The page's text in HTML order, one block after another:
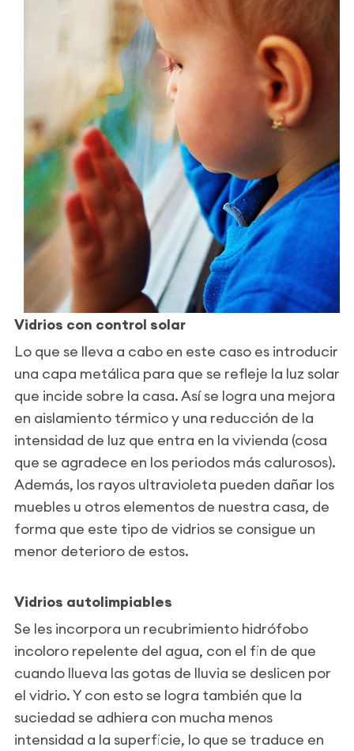
Vidrios con control solar
Lo que se lleva a cabo en este caso es introducir
una capa metálica para que se refleje la luz solar
que incide sobre la casa. Así se logra una mejora
en aislamiento térmico y una reducción de la
intensidad de luz que entra en la vivienda (cosa
que se agradece en los periodos más calurosos).
Además, los rayos ultravioleta pueden dañar los
muebles u otros elementos de nuestra casa, de
forma que este tipo de vidrios se consigue un
menor deterioro de estos.
Vidrios autolimpiables
Se les incorpora un recubrimiento hidrófobo
incoloro repelente del agua, con el fin de que
cuando llueva las gotas de lluvia se deslicen por
el vidrio. Y con esto se logra también que la
suciedad se adhiera con mucha menos
intensidad a la superficie, lo que se traduce en